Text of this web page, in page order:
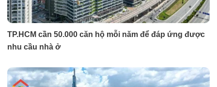
TP.HCM cần 50.000 căn hộ mỗi năm để đáp ứng được
nhu cầu nhà ở